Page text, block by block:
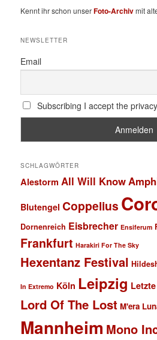
Kennt ihr schon unserFoto-Archivmit
NEWSLETTER
Email
Subscribing I accept the
SCHLAGWÖRTER
Alestorm All Will Know
Blutengel Coppelius
Dornenreich Eisbrecher Ensiferum
Frankfurt Harakiri For The Sky
Hexentanz Festival
In Extremo Köln Leipzig
Lord Of The Lost M'era
Mannheim Mono